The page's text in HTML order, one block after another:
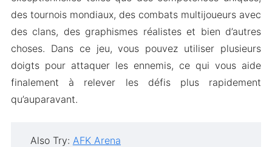
des tournois mondiaux, des combats multijoueurs avec
des clans, des graphismes réalistes et bien d’autres
choses. Dans ce jeu, vous pouvez utiliser plusieurs
doigts pour attaquer les ennemis, ce qui vous aide
finalement à relever les défis plus rapidement
qu’auparavant.
Also Try: AFK Arena